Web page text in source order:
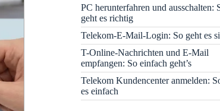
PC herunterfahren und ausschalten:
geht es richtig
Telekom-E-Mail-Login: So geht es
T-Online-Nachrichten und E-Mail
empfangen: So einfach geht’s
Telekom Kundencenter anmelden:
es einfach